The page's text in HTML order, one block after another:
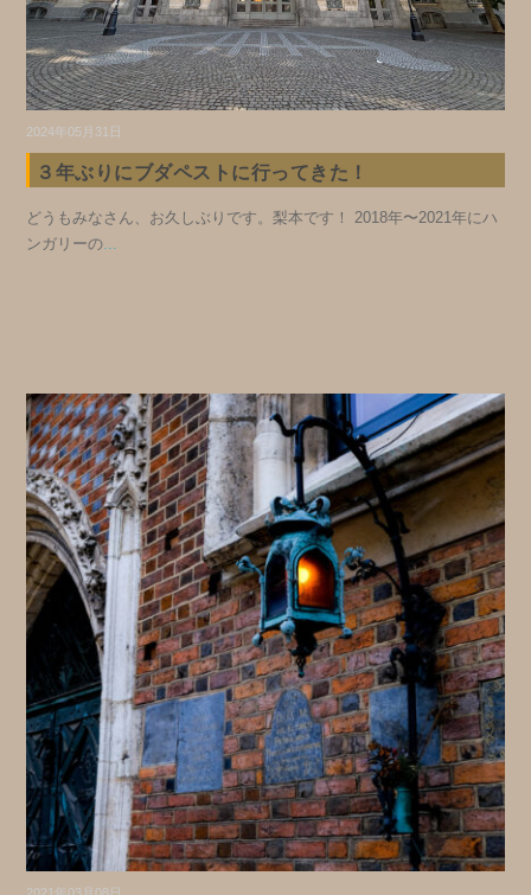
2024年05月31日
３年ぶりにブダペストに行ってきた！
どうもみなさん、お久しぶりです。梨本です！ 2018年〜2021年にハ
ンガリーの...